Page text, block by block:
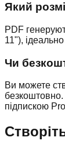
Який
PDF
11"),
Чи
Ви можете
підпискою